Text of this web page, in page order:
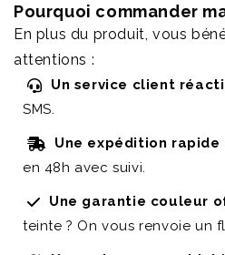
Pourquoi commander
En plus du produit, vous
attentions :
Un service client
SMS.
Une expédition rapide
en 48h avec suivi.
Une garantie couleur
teinte ? On vous renvoie un